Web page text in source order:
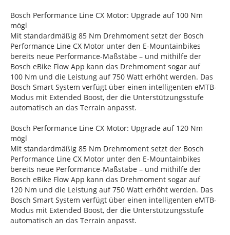
Bosch Performance Line CX Motor: Upgrade auf 100 Nm
mögl
Mit standardmäßig 85 Nm Drehmoment setzt der Bosch
Performance Line CX Motor unter den E-Mountainbikes
bereits neue Performance-Maßstäbe – und mithilfe der
Bosch eBike Flow App kann das Drehmoment sogar auf
100 Nm und die Leistung auf 750 Watt erhöht werden. Das
Bosch Smart System verfügt über einen intelligenten eMTB-
Modus mit Extended Boost, der die Unterstützungsstufe
automatisch an das Terrain anpasst.
Bosch Performance Line CX Motor: Upgrade auf 120 Nm
mögl
Mit standardmäßig 85 Nm Drehmoment setzt der Bosch
Performance Line CX Motor unter den E-Mountainbikes
bereits neue Performance-Maßstäbe – und mithilfe der
Bosch eBike Flow App kann das Drehmoment sogar auf
120 Nm und die Leistung auf 750 Watt erhöht werden. Das
Bosch Smart System verfügt über einen intelligenten eMTB-
Modus mit Extended Boost, der die Unterstützungsstufe
automatisch an das Terrain anpasst.